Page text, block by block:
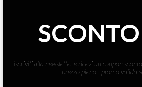
iscriviti alla newsletter e ricevi un coupon
prezzo pieno - promo valida